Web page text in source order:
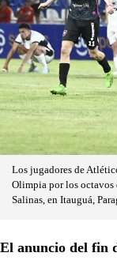
Los jugadores de
Olimpia por los octavos
Salinas, en Itauguá,
El anuncio del fin